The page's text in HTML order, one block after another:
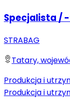
Specjalista /
STRABAG
Tatary,
Produkcja i
Produkcja i